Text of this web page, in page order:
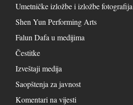
Umetničke izložbe i izložbe fotografija
Shen Yun Performing Arts
Falun Dafa u medijima
Čestitke
Izveštaji medija
Saopštenja za javnost
Komentari na vijesti